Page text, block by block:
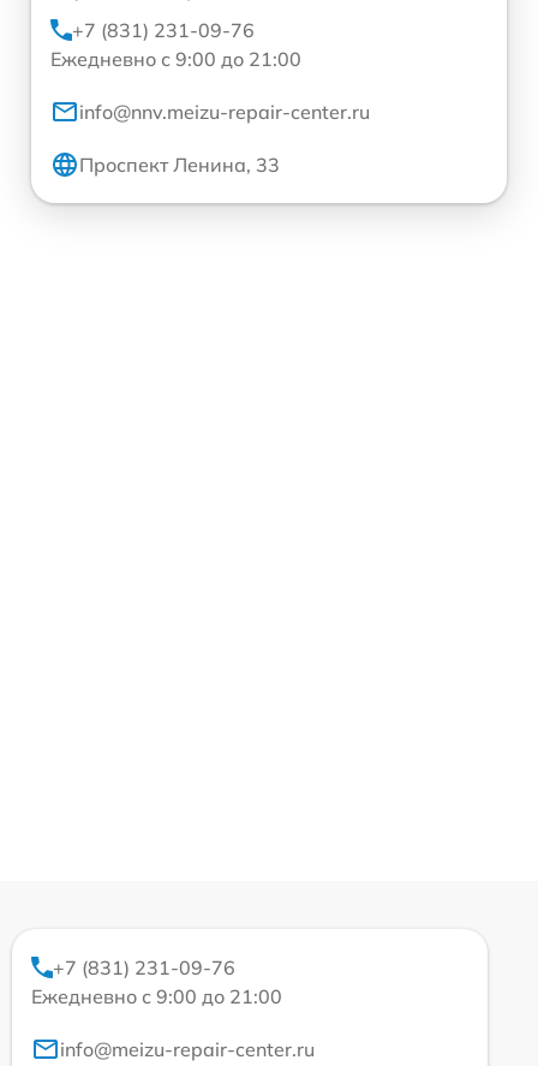
+7 (831) 231-09-76
Ежедневно с 9:00 до 21:00
info@nnv.meizu-repair-center.ru
Проспект Ленина, 33
+7 (831) 231-09-76
Ежедневно с 9:00 до 21:00
info@meizu-repair-center.ru